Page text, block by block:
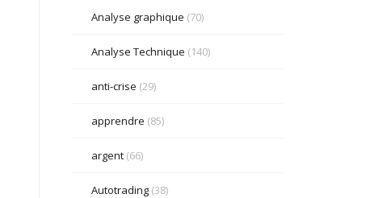
Analyse graphique (70)
Analyse Technique (140)
anti-crise (29)
apprendre (85)
argent(66)
Autotrading(38)